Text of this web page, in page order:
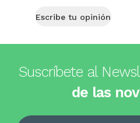
Escribe tu opinión
Suscríbete al
de las